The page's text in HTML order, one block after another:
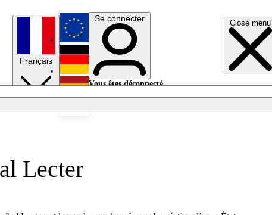
Close menu
Français
English
Deutsch
Se connecter
Vous êtes déconnecté.
Lecter